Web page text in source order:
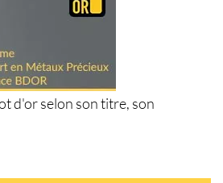
d'or selon son titre, son